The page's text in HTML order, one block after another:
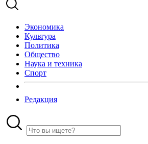
Экономика
Культура
Политика
Общество
Наука и техника
Спорт
Редакция